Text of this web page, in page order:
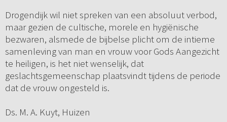
Drogendijk wil niet spreken van een absoluut verbod,
maar gezien de cultische, morele en hygiënische
bezwaren, alsmede de bijbelse plicht om de intieme
samenleving van man en vrouw voor Gods Aangezicht
te heiligen, is het niet wenselijk, dat
geslachtsgemeenschap plaatsvindt tijdens de periode
dat de vrouw ongesteld is.
Ds. M. A. Kuyt, Huizen